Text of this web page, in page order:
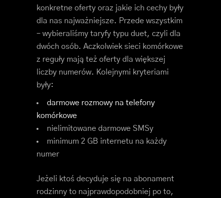
konkretne oferty oraz jakie ich cechy były
dla nas najważniejsze. Przede wszystkim
– wybieraliśmy taryfy typu duet, czyli dla
dwóch osób. Aczkolwiek sieci komórkowe
z reguły mają też oferty dla większej
liczby numerów. Kolejnymi kryteriami
były:
darmowe rozmowy na telefony
komórkowe
nielimitowane darmowe SMSy
minimum 2 GB internetu na każdy
numer
Jeżeli ktoś decyduje się na abonament
rodzinny to najprawdopodobniej po to,